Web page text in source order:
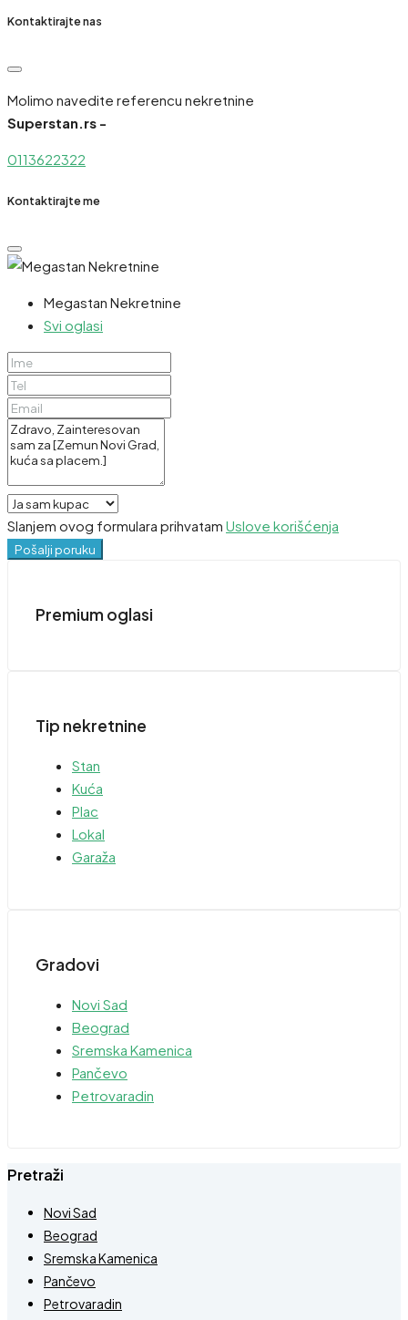
Kontaktirajte nas
Molimo navedite referencu nekretnine
Superstan.rs -
0113622322
Kontaktirajte me
Megastan Nekretnine
Svi oglasi
Slanjem ovog formulara prihvatam Uslove korišćenja
Pošalji poruku
Premium oglasi
Tip nekretnine
Stan
Kuća
Plac
Lokal
Garaža
Gradovi
Novi Sad
Beograd
Sremska Kamenica
Pančevo
Petrovaradin
Pretraži
Novi Sad
Beograd
Sremska Kamenica
Pančevo
Petrovaradin